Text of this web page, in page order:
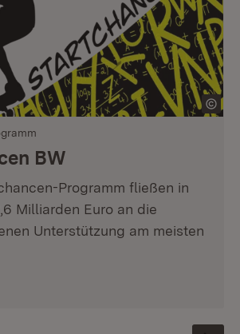
BW
Programm fließen in
Milliarden Euro an die
Unterstützung am meisten